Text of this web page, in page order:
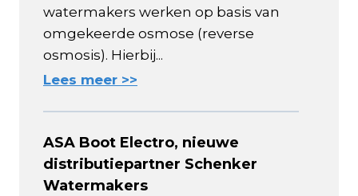
watermakers werken op basis van
omgekeerde osmose (reverse
osmosis). Hierbij...
Lees meer >>
ASA Boot Electro, nieuwe
distributiepartner Schenker
Watermakers